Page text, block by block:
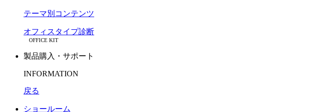
テーマ別コンテンツ
オフィスタイプ診断
OFFICE KIT
製品購入・サポート
INFORMATION
戻る
ショールーム